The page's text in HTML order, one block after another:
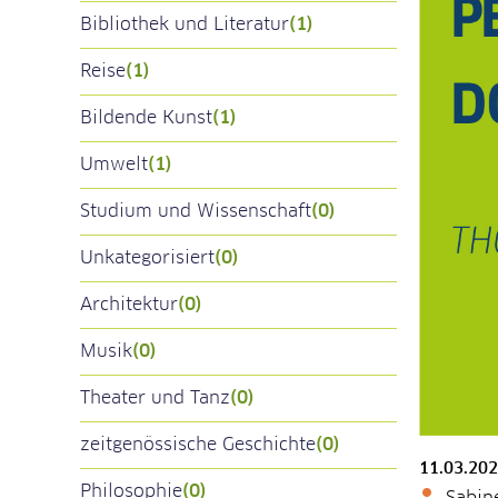
Bibliothek und Literatur(1)
Reise(1)
Bildende Kunst(1)
Umwelt(1)
Studium und Wissenschaft(0)
Unkategorisiert(0)
Architektur(0)
Musik(0)
Theater und Tanz(0)
zeitgenössische Geschichte(0)
Philosophie(0)